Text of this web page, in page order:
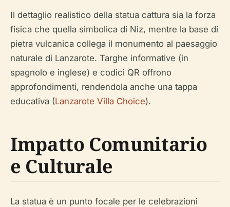
Il dettaglio realistico della statua cattura sia la forza
fisica che quella simbolica di Niz, mentre la base di
pietra vulcanica collega il monumento al paesaggio
naturale di Lanzarote. Targhe informative (in
spagnolo e inglese) e codici QR offrono
approfondimenti, rendendola anche una tappa
educativa (Lanzarote Villa Choice).
Impatto Comunitario
e Culturale
La statua è un punto focale per le celebrazioni